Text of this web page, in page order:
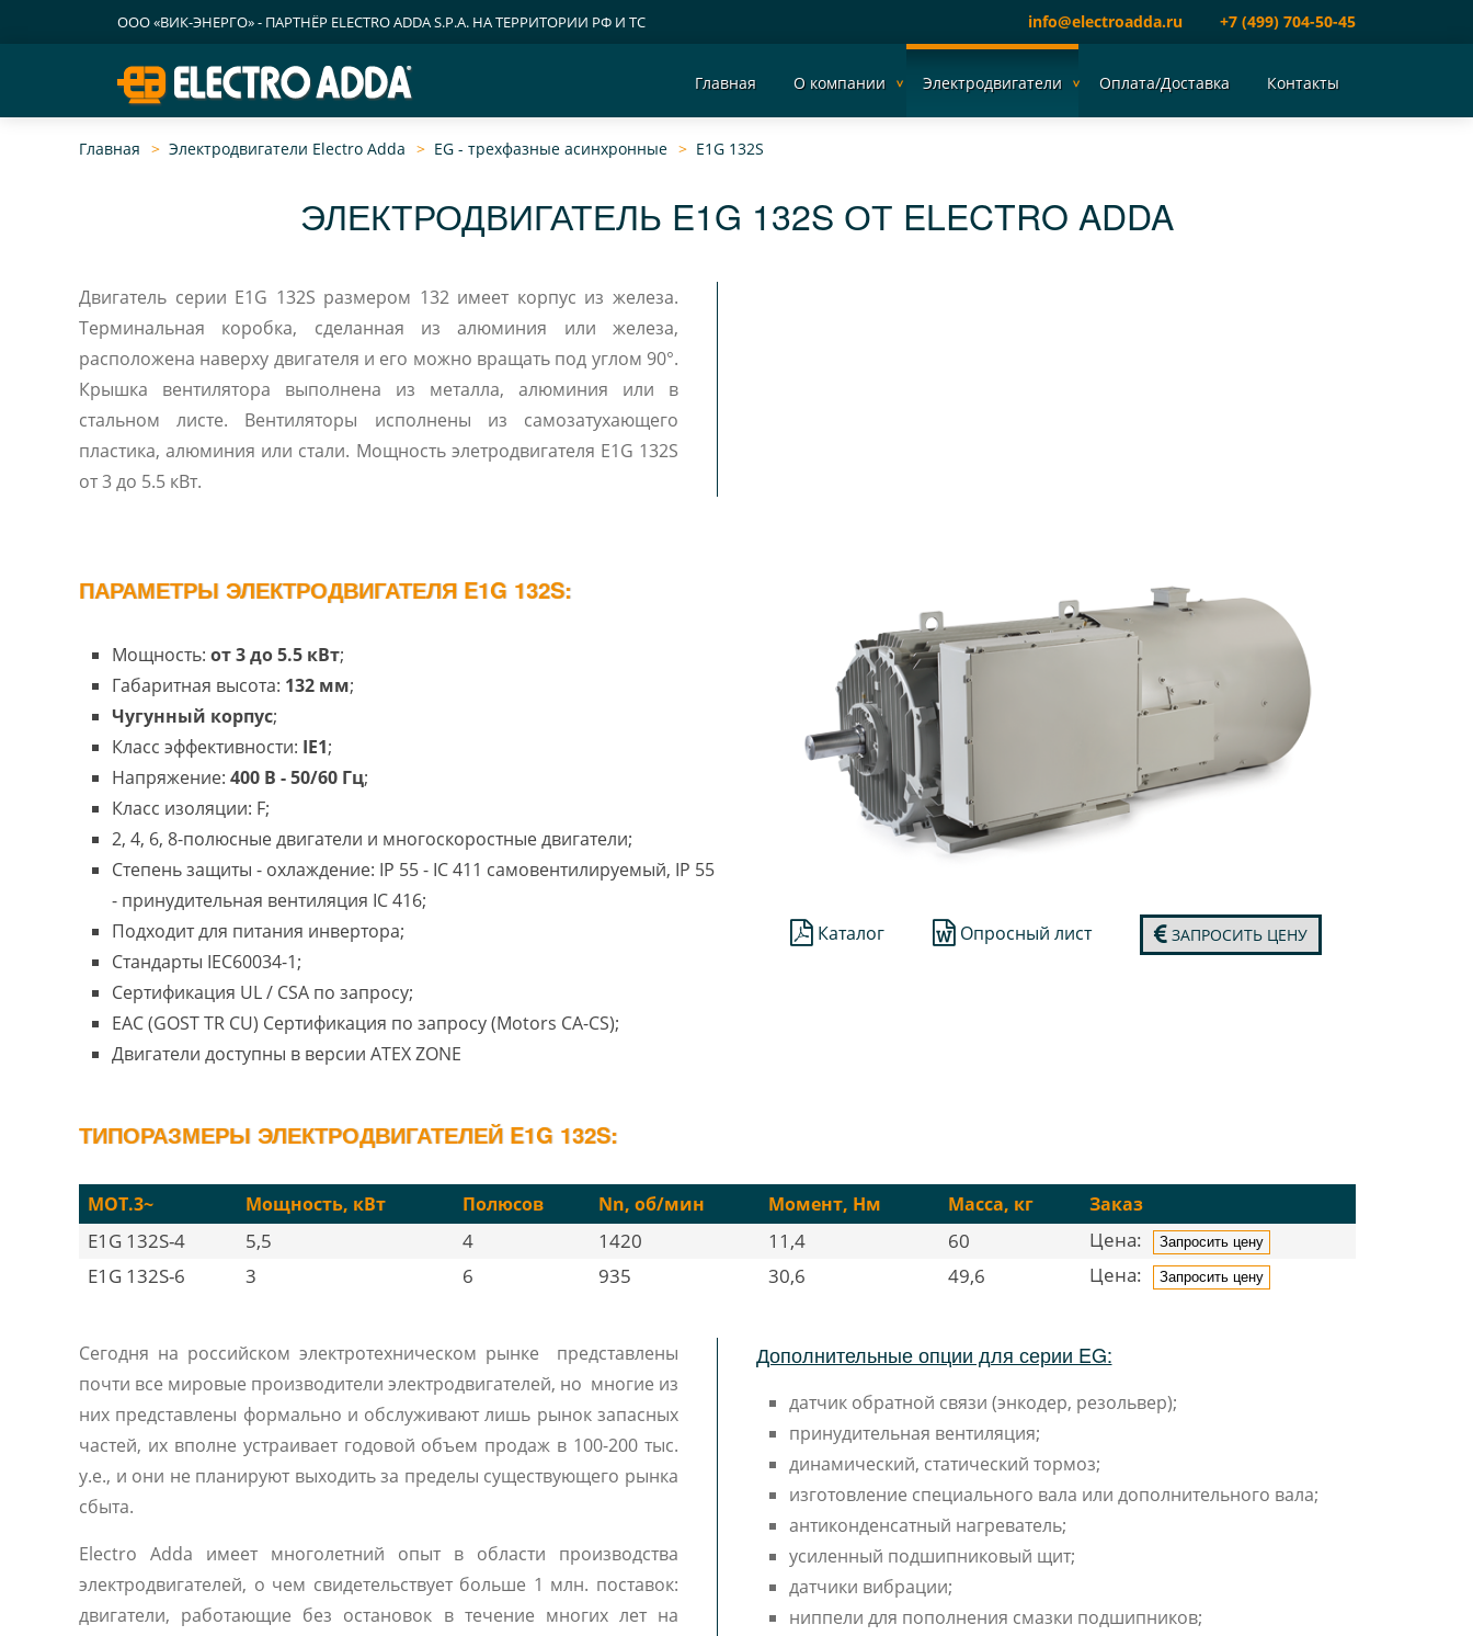
ООО «ВИК-ЭНЕРГО» - ПАРТНЁР ELECTRO ADDA S.P.A. НА ТЕРРИТОРИИ РФ И ТС info@electroadda.ru +7 (499) 704-50-45
Главная О компании Электродвигатели Оплата/Доставка Контакты
Главная Электродвигатели Electro Adda EG - трехфазные асинхронные E1G 132S
ЭЛЕКТРОДВИГАТЕЛЬ E1G 132S ОТ ELECTRO ADDA
Двигатель серии E1G 132S размером 132 имеет корпус из железа.
Терминальная коробка, сделанная из алюминия или железа,
расположена наверху двигателя и его можно вращать под углом 90°.
Крышка вентилятора выполнена из металла, алюминия или в
стальном листе. Вентиляторы исполнены из самозатухающего
пластика, алюминия или стали. Мощность элетродвигателя E1G 132S
от 3 до 5.5 кВт.
ПАРАМЕТРЫ ЭЛЕКТРОДВИГАТЕЛЯ E1G 132S:
Мощность: от 3 до 5.5 кВт;
Габаритная высота: 132 мм;
Чугунный корпус;
Класс эффективности: IE1;
Напряжение: 400 В - 50/60 Гц;
Класс изоляции: F;
2, 4, 6, 8-полюсные двигатели и многоскоростные двигатели;
Степень защиты - охлаждение: IP 55 - IC 411 самовентилируемый, IP 55
- принудительная вентиляция IC 416;
Подходит для питания инвертора;
Стандарты IEC60034-1;
Сертификация UL / CSA по запросу;
EAC (GOST TR CU) Сертификация по запросу (Motors CA-CS);
Двигатели доступны в версии ATEX ZONE
Каталог Опросный лист ЗАПРОСИТЬ ЦЕНУ
ТИПОРАЗМЕРЫ ЭЛЕКТРОДВИГАТЕЛЕЙ E1G 132S:
MOT.3~ Мощность, кВт Полюсов Nn, об/мин Момент, Нм Масса, кг Заказ
E1G 132S-4 5,5 4 1420 11,4 60 Цена: Запросить цену
E1G 132S-6 3 6 935 30,6 49,6 Цена: Запросить цену
Сегодня на российском электротехническом рынке представлены
почти все мировые производители электродвигателей, но многие из
них представлены формально и обслуживают лишь рынок запасных
частей, их вполне устраивает годовой объем продаж в 100-200 тыс.
у.е., и они не планируют выходить за пределы существующего рынка
сбыта.
Electro Adda имеет многолетний опыт в области производства
электродвигателей, о чем свидетельствует больше 1 млн. поставок:
двигатели, работающие без остановок в течение многих лет на
Дополнительные опции для серии EG:
датчик обратной связи (энкодер, резольвер);
принудительная вентиляция;
динамический, статический тормоз;
изготовление специального вала или дополнительного вала;
антиконденсатный нагреватель;
усиленный подшипниковый щит;
датчики вибрации;
ниппели для пополнения смазки подшипников;